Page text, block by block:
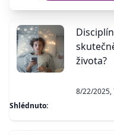
života?
8/22/2025,
Shlédnuto: